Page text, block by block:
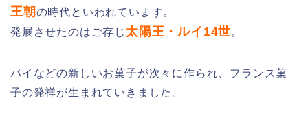
王朝の時代といわれています。
発展させたのはご存じ 太陽王・ルイ14世。
パイなどの新しいお菓子が次々に作られ、フランス菓
子の発祥が生まれていきました。